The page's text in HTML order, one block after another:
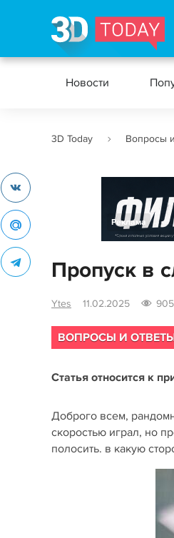
Новости
3D Today Вопросы
Реклама
Пропуск в
Ytes 11.02.2025 905
ВОПРОСЫ И
Статья относится к
Доброго всем,
скоростью играл, но
полосить. в какую